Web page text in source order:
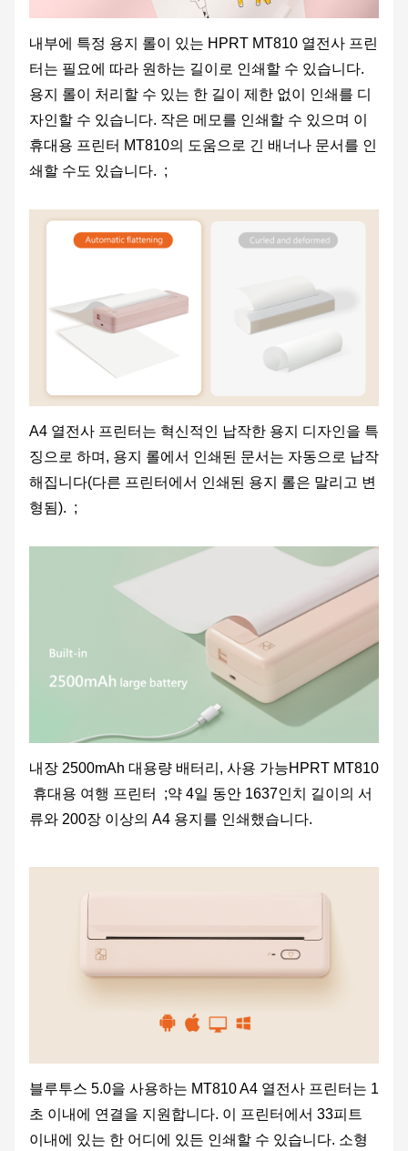
내부에 특정 용지 롤이 있는 HPRT MT810 열전사 프린
터는 필요에 따라 원하는 길이로 인쇄할 수 있습니다.
용지 롤이 처리할 수 있는 한 길이 제한 없이 인쇄를 디
자인할 수 있습니다. 작은 메모를 인쇄할 수 있으며 이
휴대용 프린터 MT810의 도움으로 긴 배너나 문서를 인
쇄할 수도 있습니다. ;
A4 열전사 프린터는 혁신적인 납작한 용지 디자인을 특
징으로 하며, 용지 롤에서 인쇄된 문서는 자동으로 납작
해집니다(다른 프린터에서 인쇄된 용지 롤은 말리고 변
형됨). ;
내장 2500mAh 대용량 배터리, 사용 가능HPRT MT810
휴대용 여행 프린터
;약 4일 동안 1637인치 길이의 서
류와 200장 이상의 A4 용지를 인쇄했습니다.
블루투스 5.0을 사용하는 MT810 A4 열전사 프린터는 1
초 이내에 연결을 지원합니다. 이 프린터에서 33피트
이내에 있는 한 어디에 있든 인쇄할 수 있습니다. 소형